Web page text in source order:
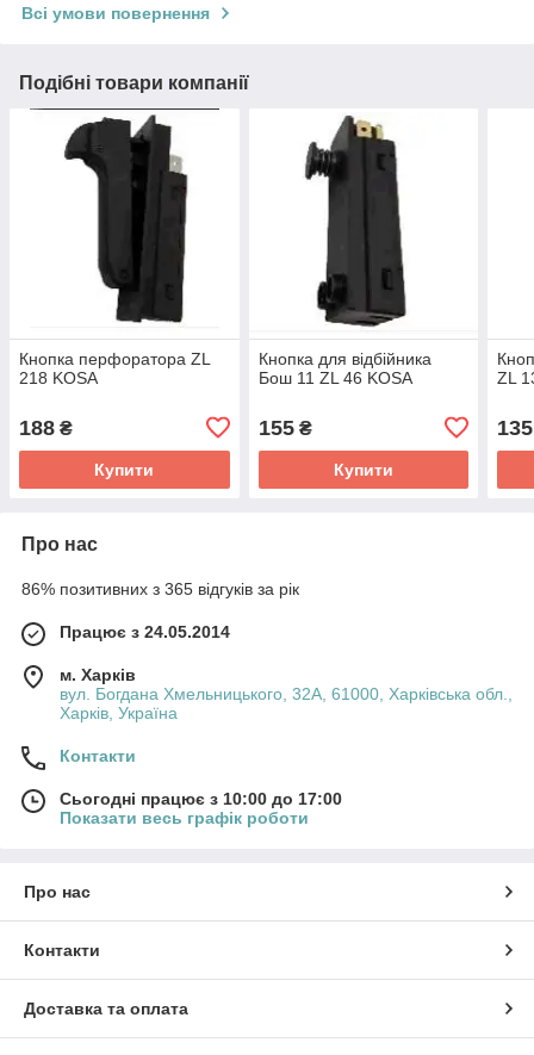
Всі умови повернення
Подібні товари компанії
Кнопка перфоратора ZL
218 KOSA
188 ₴
Купити
Кнопка для відбійника
Бош 11 ZL 46 KOSA
155₴
Купити
ZL
135
Про нас
86% позитивних з 365 відгуків за рік
Працює з 24.05.2014
м. Харків
вул. Богдана Хмельницького, 32А, 61000, Харківська обл.,
Харків, Україна
Контакти
Сьогодні працює з 10:00 до 17:00
Показати весь графік роботи
Про нас
Контакти
Доставка та оплата